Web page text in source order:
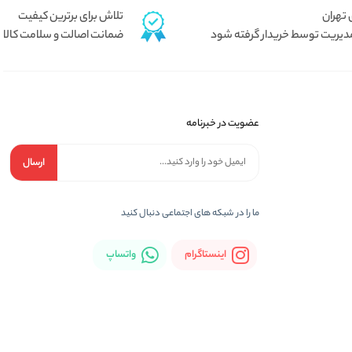
توسط خریدار گرفته شود
تلاش برای برترین کیفیت
ضمانت اصالت و سلامت کالا
عضویت در خبرنامه
ارسال
ما را در شبكه های اجتماعی دنبال کنید
اینستاگرام واتساپ